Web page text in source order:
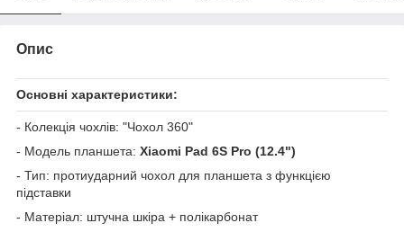
Опис
Основні характеристики:
- Колекція чохлів: "Чохол 360"
- Модель планшета: Xiaomi Pad 6S Pro (12.4")
- Тип: протиударний чохол для планшета з функцією
підставки
- Матеріал: штучна шкіра + полікарбонат